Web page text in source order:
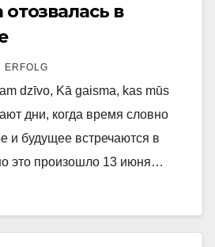
в
ERFOLG
dzīvo, Kā gaisma, kas mūs
дни, когда время словно
и будущее встречаются в
это произошло 13 июня…